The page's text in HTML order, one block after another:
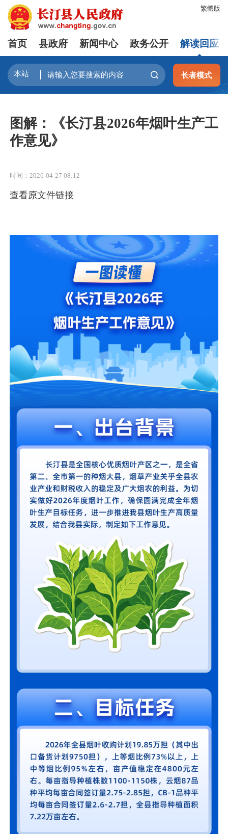
繁體版
首页 县政府 新闻中心 政务公开 解读回应
长者模式
图解：《长汀县2026年烟叶生产工
作意见》
时间：2026-04-27 08:12
查看原文件链接